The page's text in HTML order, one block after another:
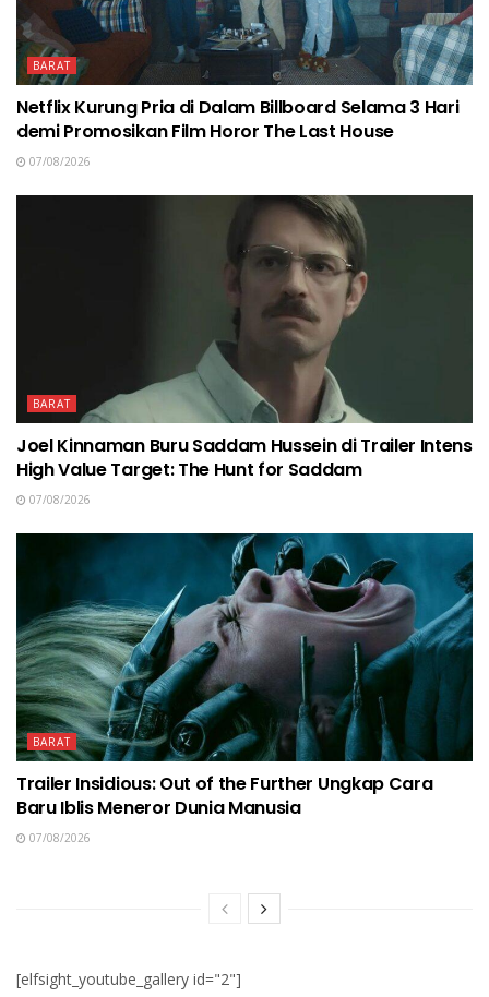
BARAT
Netflix Kurung Pria di Dalam Billboard Selama 3 Hari
demi Promosikan Film Horor The Last House
07/08/2026
BARAT
Joel Kinnaman Buru Saddam Hussein di Trailer Intens
High Value Target: The Hunt for Saddam
07/08/2026
BARAT
Trailer Insidious: Out of the Further Ungkap Cara
Baru Iblis Meneror Dunia Manusia
07/08/2026
[elfsight_youtube_gallery id="2"]